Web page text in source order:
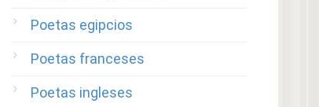
Poetas egipcios
Poetas franceses
Poetas ingleses